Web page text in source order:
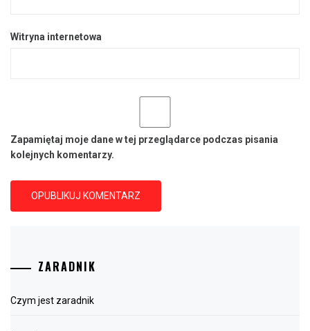
Witryna internetowa
Zapamiętaj moje dane w tej przeglądarce podczas pisania
kolejnych komentarzy.
ZARADNIK
Czym jest zaradnik